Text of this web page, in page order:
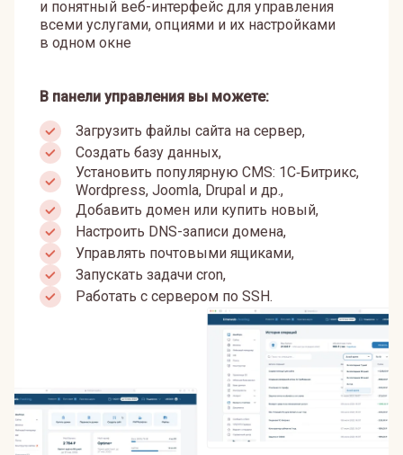
и понятный веб-интерфейс для управления
всеми услугами, опциями и их настройками
в одном окне
В панели управления вы можете:
Загрузить файлы сайта на сервер,
Создать базу данных,
Установить популярную CMS: 1С‑Битрикс,
Wordpress, Joomla, Drupal и др.,
Добавить домен или купить новый,
Настроить DNS-записи домена,
Управлять почтовыми ящиками,
Запускать задачи cron,
Работать с сервером по SSH.